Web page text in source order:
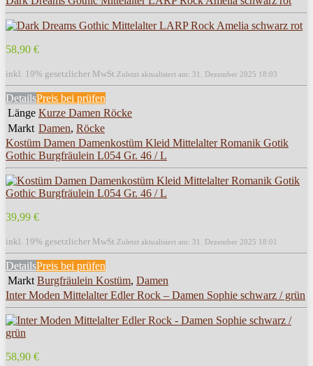
58,90 €
inkl. 19% gesetzlicher MwSt. Zuletzt aktualisiert am: 31. Dezember 2025 18:03
DetailsPreis bei prüfen
Länge Kurze Damen Röcke
Markt Damen, Röcke
Kostüm Damen Damenkostüm Kleid Mittelalter Romanik Gotik
Gothic Burgfräulein L054 Gr. 46 / L
39,99 €
inkl. 19% gesetzlicher MwSt. Zuletzt aktualisiert am: 31. Dezember 2025 18:01
DetailsPreis bei prüfen
Markt Burgfräulein Kostüm, Damen
Inter Moden Mittelalter Edler Rock – Damen Sophie schwarz / grün
58,90 €